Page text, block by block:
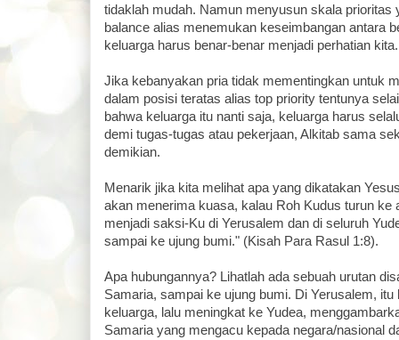
tidaklah mudah. Namun menyusun skala prioritas
balance alias menemukan keseimbangan antara
keluarga harus benar-benar menjadi perhatian kita.
Jika kebanyakan pria tidak mementingkan untuk
dalam posisi teratas alias top priority tentunya
bahwa keluarga itu nanti saja, keluarga harus
demi tugas-tugas atau pekerjaan, Alkitab sama
demikian.
Menarik jika kita melihat apa yang dikatakan
akan menerima kuasa, kalau Roh Kudus turun ke
menjadi saksi-Ku di Yerusalem dan di seluruh
sampai ke ujung bumi." (Kisah Para Rasul 1:8).
Apa hubungannya? Lihatlah ada sebuah urutan
Samaria, sampai ke ujung bumi. Di Yerusalem, itu
keluarga, lalu meningkat ke Yudea,
Samaria yang mengacu kepada negara/nasional